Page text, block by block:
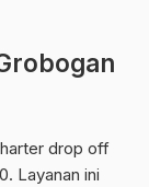
drop off
Layanan ini